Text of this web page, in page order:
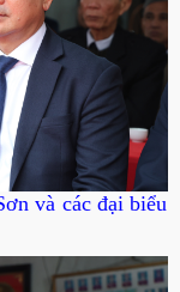
và các đại biểu